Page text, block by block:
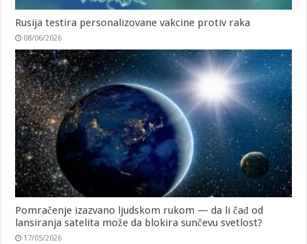
Rusija testira personalizovane vakcine protiv raka
08/06/2026
Pomračenje izazvano ljudskom rukom — da li čađ od
lansiranja satelita može da blokira sunčevu svetlost?
17/05/2026